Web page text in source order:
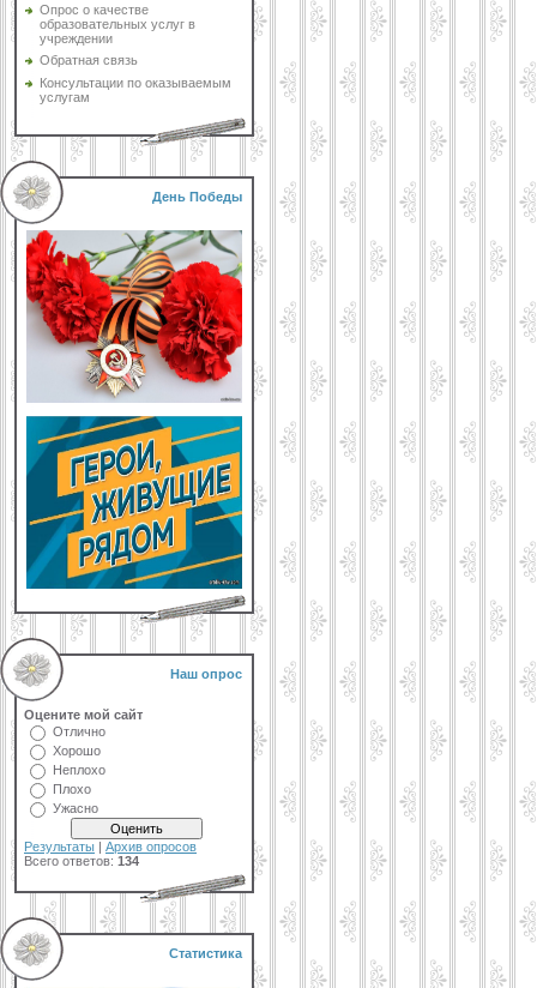
Опрос о качестве
образовательных услуг в
учреждении
Обратная связь
Консультации по оказываемым
услугам
День Победы
Наш опрос
Оцените мой сайт
Отлично
Хорошо
Неплохо
Плохо
Ужасно
Результаты | Архив опросов
Всего ответов: 134
Статистика